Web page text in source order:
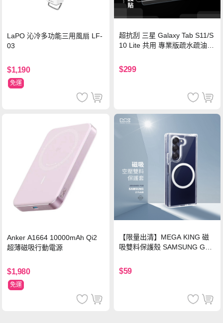
LaPO 沁冷多功能三用風扇 LF-
03
$1,190
免運
超抗刮 三星 Galaxy Tab S11/S
10 Lite 共用 專業版疏水疏油9
$299
Anker A1664 10000mAh Qi2
超薄磁吸行動電源
$1,980
免運
【限量出清】MEGA KING 磁
吸雙料保護殼 SAMSUNG Gala
$59